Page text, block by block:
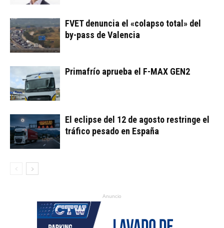
FVET denuncia el «colapso total» del
by-pass de Valencia
Primafrío aprueba el F-MAX GEN2
El eclipse del 12 de agosto restringe el
tráfico pesado en España
Anuncio